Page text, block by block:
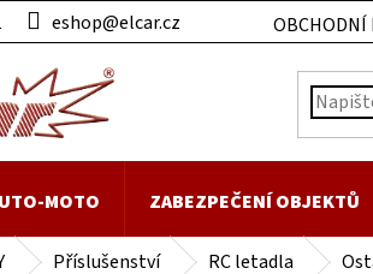
eshop@elcar.cz OBCHODNÍ
MOTO ZABEZPEČENÍ OBJEKTŮ
Příslušenství RC letadla